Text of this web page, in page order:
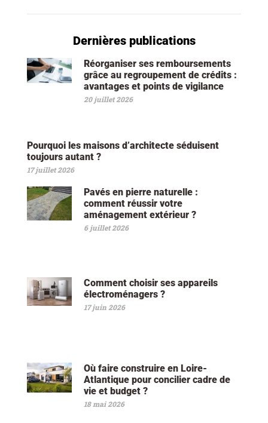
Dernières publications
Réorganiser ses remboursements
grâce au regroupement de crédits :
avantages et points de vigilance
20 juillet 2026
Pourquoi les maisons d’architecte séduisent
toujours autant ?
17 juillet 2026
Pavés en pierre naturelle :
comment réussir votre
aménagement extérieur ?
6 juillet 2026
Comment choisir ses appareils
électroménagers ?
17 juin 2026
Où faire construire en Loire-
Atlantique pour concilier cadre de
vie et budget ?
18 mai 2026